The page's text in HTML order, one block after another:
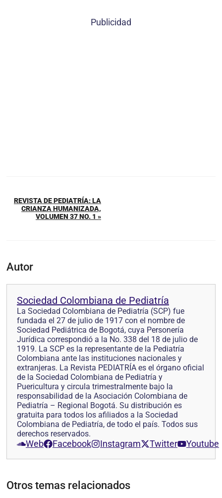
Publicidad
REVISTA DE PEDIATRÍA: LA
CRIANZA HUMANIZADA,
VOLUMEN 37 NO. 1 »
Autor
Sociedad Colombiana de Pediatría
La Sociedad Colombiana de Pediatría (SCP) fue
fundada el 27 de julio de 1917 con el nombre de
Sociedad Pediátrica de Bogotá, cuya Personería
Jurídica correspondió a la No. 338 del 18 de julio de
1919. La SCP es la representante de la Pediatría
Colombiana ante las instituciones nacionales y
extranjeras. La Revista PEDIATRÍA es el órgano oficial
de la Sociedad Colombiana de Pediatría y
Puericultura y circula trimestralmente bajo la
responsabilidad de la Asociación Colombiana de
Pediatría – Regional Bogotá. Su distribución es
gratuita para todos los afiliados a la Sociedad
Colombiana de Pediatría, de todo el país. Todos sus
derechos reservados.
Web Facebook Instagram Twitter Youtube
Otros temas relacionados